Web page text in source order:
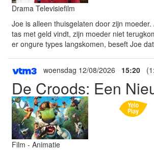
Drama Televisiefilm
Joe is alleen thuisgelaten door zijn moeder.
tas met geld vindt, zijn moeder niet
er ongure types langskomen, beseft Joe
woensdag 12/08/2026 15:20
De Croods: Een
Film - Animatie